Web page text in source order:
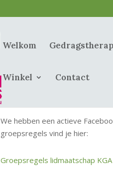
Welkom
Winkel Contact
We hebben een actieve
groepsregels vind je hier:
Groepsregels lidmaatschap